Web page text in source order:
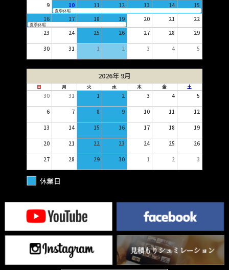
9 10 11 12 13 14 15
夏季休暇
16 17 18 19 20 21 22
夏季休暇
23 24 25 26 27 28 29
30 31 1 2 3 4 5
2026年 9月
日 月 火 水 木 金 土
30 31 1 2 3 4 5
6 7 8 9 10 11 12
13 14 15 16 17 18 19
20 21 22 23 24 25 26
27 28 29 30 1 2 3
休業日